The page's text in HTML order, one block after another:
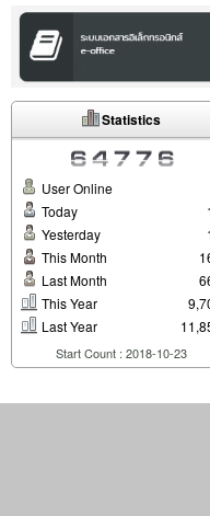
Statistics
User Online
Today
Yesterday
This Month
Last Month
This Year
Last Year
Start Count : 2018-10-23